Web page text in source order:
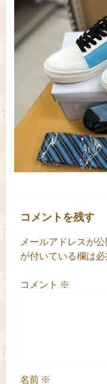
コメントを残す
メールアドレスが
が付いている欄は
コメント ※
名前 ※